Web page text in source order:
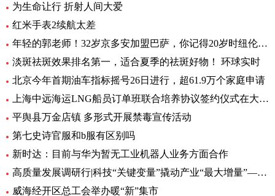
为生命让行 折射人间大爱
红米手表2续航太差
年轻的郭老师！32岁京多安加盟巴萨，你记得20岁时纽伦堡的他吗？
淡斑祛斑效果排名第一，适合夏季的祛斑好物！ 环球实时
北京今年首期油车指标摇号26日进行，超61.9万个家庭申请
上海中远海运LNG船员订单班联合培养协议签约仪式在大连海大举行|天天微资讯
平舆县万金店镇 多形式开展禁毒宣传活动
第七史诗官服和b服有区别吗
新时达：目前与华为暂无工业机器人业务方面合作
高质量发展调研行|科技“关键变量”撬动产业“最大增量”——三亚崖州湾科技城建设观察
威海经开区总工会举办暖“新”集市